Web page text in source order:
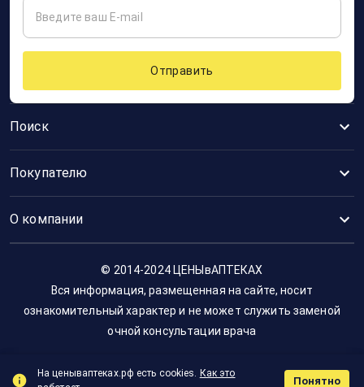
Поиск
Покупателю
О компании
Отправить
© 2014-2024 ЦЕНЫвАПТЕКАХ
Вся информация, размещенная на сайте, носит
ознакомительный характер и не может служить заменой
очной консультации врача
На ценываптеках.рф есть cookies. Как это
Понятно